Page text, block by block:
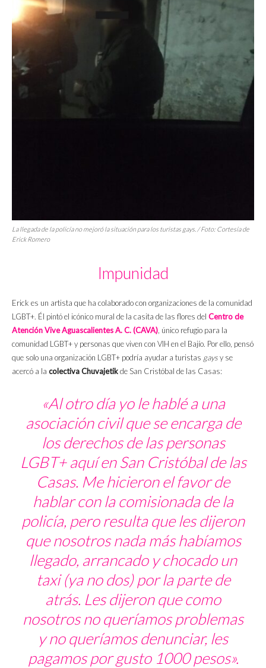
La llegada de la policía no mejoró la situación para los turistas gays . / Foto: Cortesía de
Erick Romero
Impunidad
Erick es un artista que ha colaborado con organizaciones de la comunidad
LGBT+. Él pintó el icónico mural de la casita de las flores del Centro de
Atención Vive Aguascalientes A. C. (CAVA) , único refugio para la
comunidad LGBT+ y personas que viven con VIH en el Bajío. Por ello, pensó
que solo una organización LGBT+ podría ayudar a turistas gaysy se
acercó a la colectiva Chuvajetikde San Cristóbal de las Casas:
«Al otro día yo le hablé a una
asociación civil que se encarga de
los derechos de las personas
LGBT+ aquí en San Cristóbal de las
Casas. Me hicieron el favor de
hablar con la comisionada de la
policía, pero resulta que les dijeron
que nosotros nada más habíamos
llegado, arrancado y chocado un
taxi (ya no dos) por la parte de
atrás. Les dijeron que como
nosotros no queríamos problemas
y no queríamos denunciar, les
pagamos por gusto 1000 pesos».